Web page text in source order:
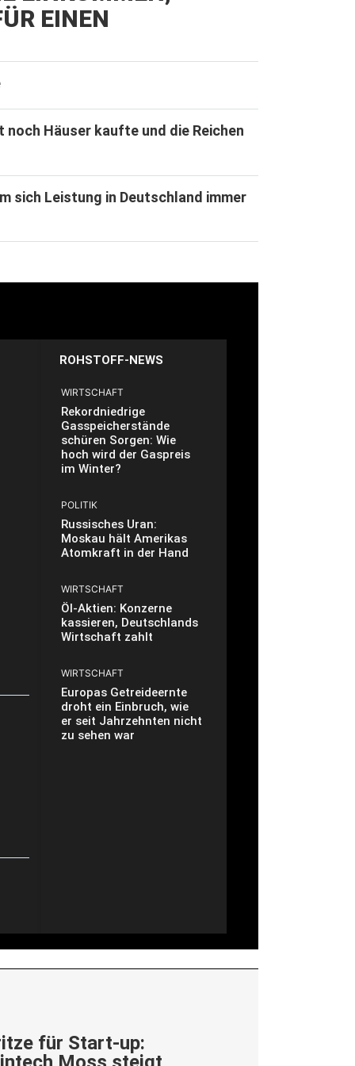
EINEN
Häuser kaufte und die Reichen
sich Leistung in Deutschland immer
ROHSTOFF-NEWS
WIRTSCHAFT
Rekordniedrige
Gasspeicherstände
schüren Sorgen: Wie
hoch wird der Gaspreis
im Winter?
POLITIK
Russisches Uran:
Moskau hält Amerikas
Atomkraft in der Hand
WIRTSCHAFT
Öl-Aktien: Konzerne
kassieren, Deutschlands
Wirtschaft zahlt
WIRTSCHAFT
Europas Getreideernte
droht ein Einbruch, wie
er seit Jahrzehnten nicht
zu sehen war
für Start-up: